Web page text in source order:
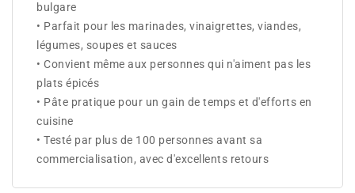
bulgare
• Parfait pour les marinades, vinaigrettes, viandes,
légumes, soupes et sauces
• Convient même aux personnes qui n'aiment pas les
plats épicés
• Pâte pratique pour un gain de temps et d'efforts en
cuisine
• Testé par plus de 100 personnes avant sa
commercialisation, avec d'excellents retours